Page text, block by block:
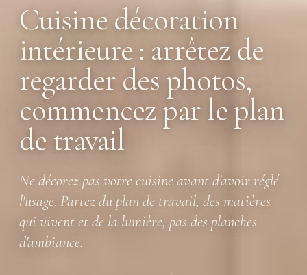
Cuisine décoration
intérieure : arrêtez de
regarder des photos,
commencez par le plan
de travail
Ne décorez pas votre cuisine avant d'avoir réglé
l'usage. Partez du plan de travail, des matières
qui vivent et de la lumière, pas des planches
d'ambiance.